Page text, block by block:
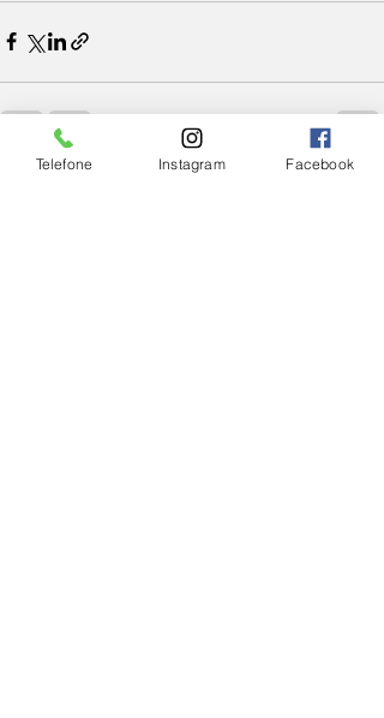
Ver tudo
Telefone Instagram Facebook